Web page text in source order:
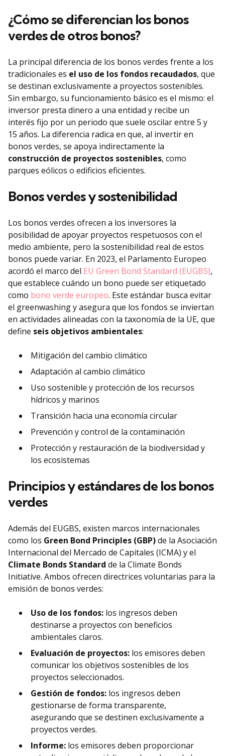
¿Cómo se diferencian los bonos
verdes de otros bonos?
La principal diferencia de los bonos verdes frente a los
tradicionales es el uso de los fondos recaudados, que
se destinan exclusivamente a proyectos sostenibles.
Sin embargo, su funcionamiento básico es el mismo: el
inversor presta dinero a una entidad y recibe un
interés fijo por un periodo que suele oscilar entre 5 y
15 años. La diferencia radica en que, al invertir en
bonos verdes, se apoya indirectamente la
construcción de proyectos sostenibles, como
parques eólicos o edificios eficientes.
Bonos verdes y sostenibilidad
Los bonos verdes ofrecen a los inversores la
posibilidad de apoyar proyectos respetuosos con el
medio ambiente, pero la sostenibilidad real de estos
bonos puede variar. En 2023, el Parlamento Europeo
acordó el marco del EU Green Bond Standard (EUGBS),
que establece cuándo un bono puede ser etiquetado
como bono verde europeo. Este estándar busca evitar
el greenwashing y asegura que los fondos se inviertan
en actividades alineadas con la taxonomía de la UE, que
define seis objetivos ambientales:
Mitigación del cambio climático
Adaptación al cambio climático
Uso sostenible y protección de los recursos
hídricos y marinos
Transición hacia una economía circular
Prevención y control de la contaminación
Protección y restauración de la biodiversidad y
los ecosistemas
Principios y estándares de los bonos
verdes
Además del EUGBS, existen marcos internacionales
como los Green Bond Principles (GBP)de la Asociación
Internacional del Mercado de Capitales (ICMA) y el
Climate Bonds Standard de la Climate Bonds
Initiative. Ambos ofrecen directrices voluntarias para la
emisión de bonos verdes:
Uso de los fondos: los ingresos deben
destinarse a proyectos con beneficios
ambientales claros.
Evaluación de proyectos: los emisores deben
comunicar los objetivos sostenibles de los
proyectos seleccionados.
Gestión de fondos: los ingresos deben
gestionarse de forma transparente,
asegurando que se destinen exclusivamente a
proyectos verdes.
Informe: los emisores deben proporcionar